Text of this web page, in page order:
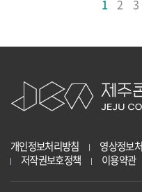
1 2 3
개인정보처리방침
영상정보
저작권보호정책
이용약관